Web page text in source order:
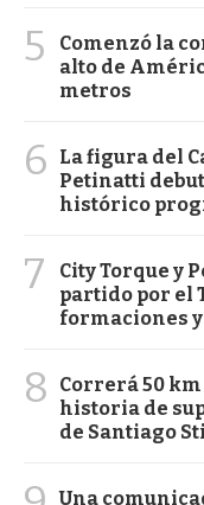
5
Comenzó la
alto de
metros
6
La figura del
Petinatti
histórico
7
City Torque y
partido por el
formaciones
8
Correrá 50
historia de
de Santiago
Una